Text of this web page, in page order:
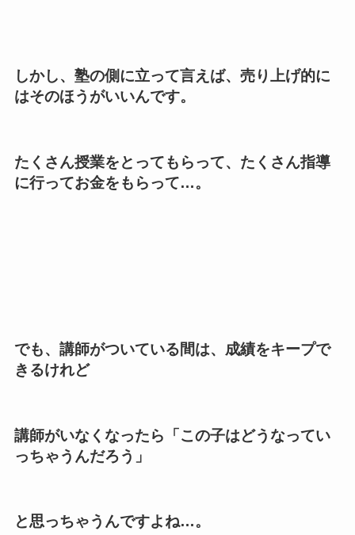
しかし、塾の側に立って言えば、売り上げ的に
はそのほうがいいんです。
たくさん授業をとってもらって、たくさん指導
に行ってお金をもらって…。
でも、講師がついている間は、成績をキープで
きるけれど
講師がいなくなったら「この子はどうなってい
っちゃうんだろう」
と思っちゃうんですよね…。